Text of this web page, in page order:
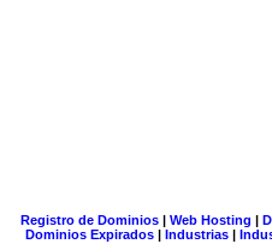
Registro de Dominios| Web Hosting |
Dominios Expirados | Industrias |